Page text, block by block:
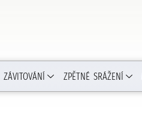
ZÁVITOVÁNÍ ZPĚTNÉ SRÁŽENÍ